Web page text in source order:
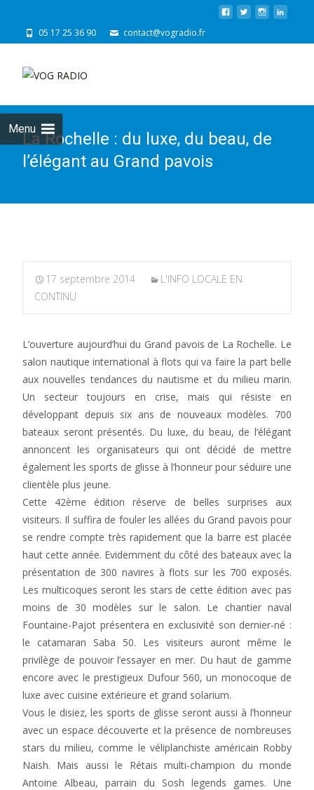
05 17 25 36 90 contact@vogradio.fr
Menu
La Rochelle : du luxe, du beau, de
l’élégant au Grand pavois
17 septembre 2014
L'INFO LOCALE EN
CONTINU
L’ouverture aujourd’hui du Grand pavois de La Rochelle. Le
salon nautique international à flots qui va faire la part belle
aux nouvelles tendances du nautisme et du milieu marin.
Un secteur toujours en crise, mais qui résiste en
développant depuis six ans de nouveaux modèles. 700
bateaux seront présentés. Du luxe, du beau, de l’élégant
annoncent les organisateurs qui ont décidé de mettre
également les sports de glisse à l’honneur pour séduire une
clientèle plus jeune.
Cette 42ème édition réserve de belles surprises aux
visiteurs. Il suffira de fouler les allées du Grand pavois pour
se rendre compte très rapidement que la barre est placée
haut cette année. Evidemment du côté des bateaux avec la
présentation de 300 navires à flots sur les 700 exposés.
Les multicoques seront les stars de cette édition avec pas
moins de 30 modèles sur le salon. Le chantier naval
Fountaine-Pajot présentera en exclusivité son dernier-né :
le catamaran Saba 50. Les visiteurs auront même le
privilège de pouvoir l’essayer en mer. Du haut de gamme
encore avec le prestigieux Dufour 560, un monocoque de
luxe avec cuisine extérieure et grand solarium.
Vous le disiez, les sports de glisse seront aussi à l’honneur
avec un espace découverte et la présence de nombreuses
stars du milieu, comme le véliplanchiste américain Robby
Naish. Mais aussi le Rétais multi-champion du monde
Antoine Albeau, parrain du Sosh legends games. Une